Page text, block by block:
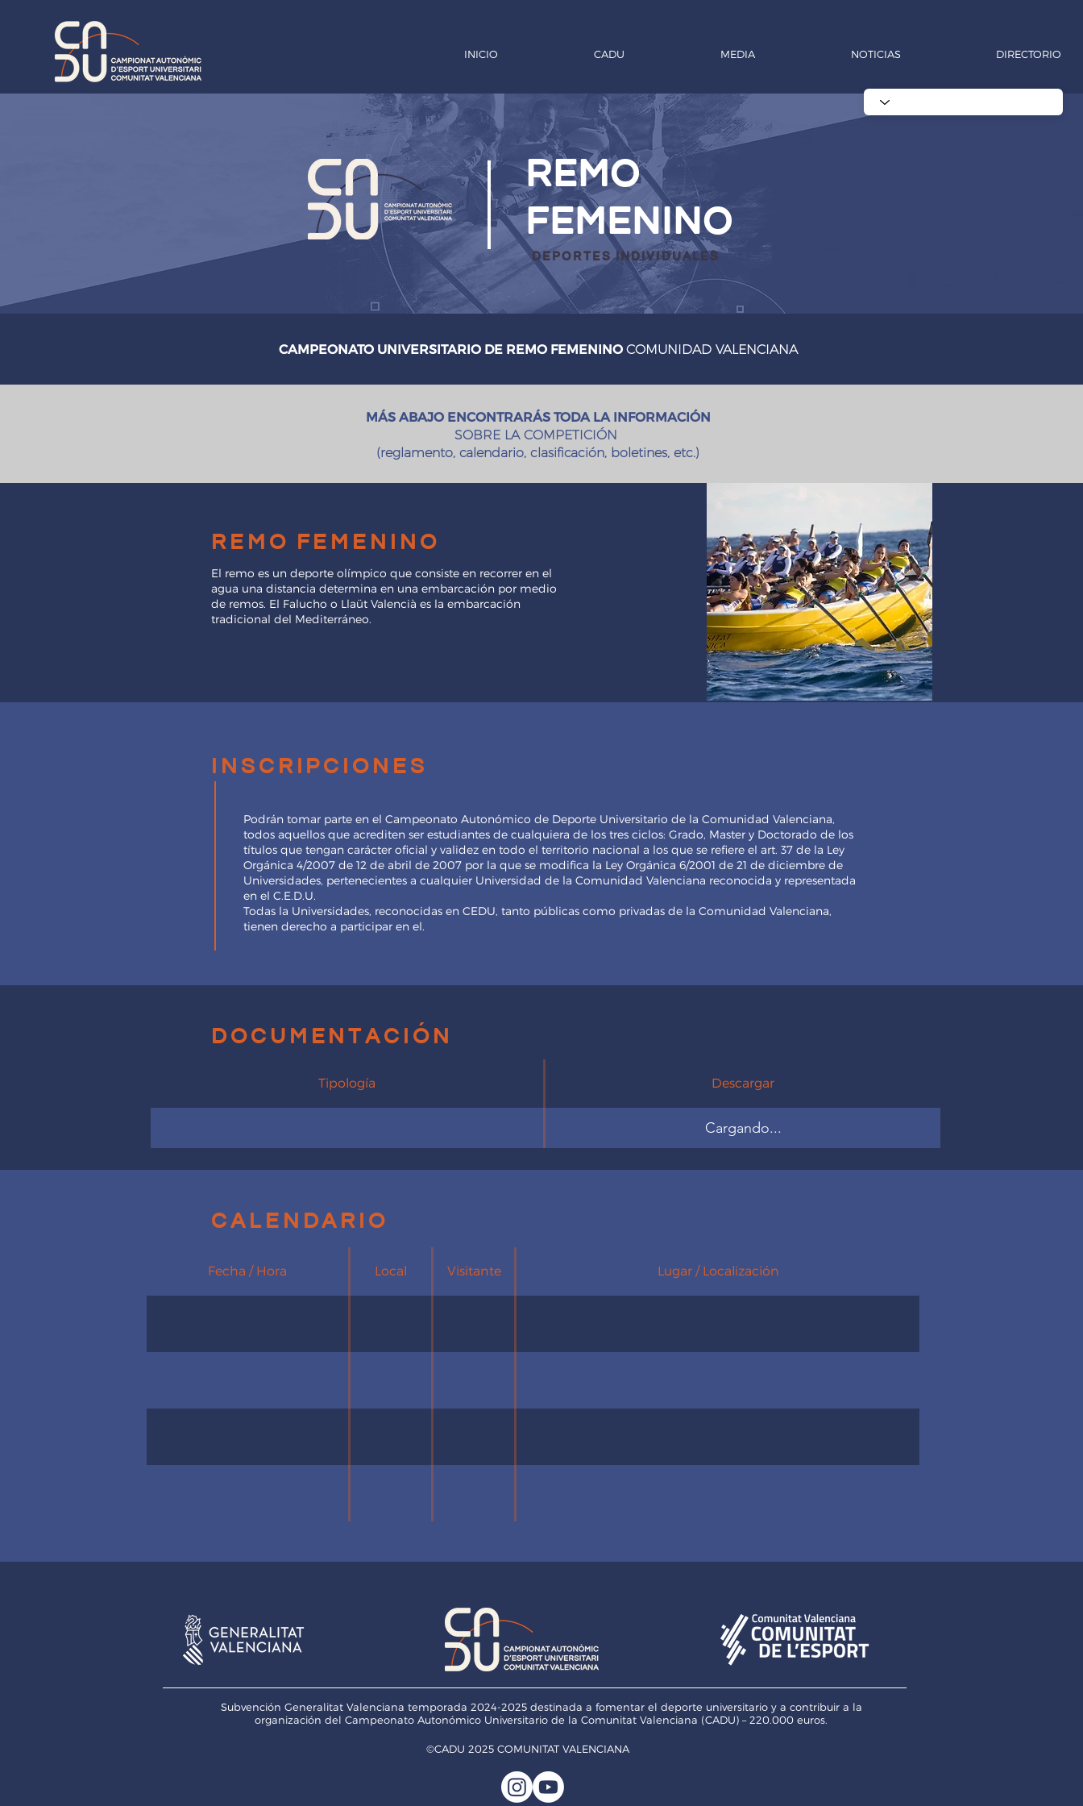
INICIO CADU MEDIA NOTICIAS DIRECTORIO
remo
femenino
deportes individuales
CAMPEONATO UNIVERSITARIO DE REMO FEMENINO COMUNIDAD VALENCIANA
MÁS ABAJO ENCONTRARÁS TODA LA INFORMACIÓN
SOBRE LA COMPETICIÓN
(reglamento, calendario, clasificación, boletines, etc.)
remo femenino
El remo es un deporte olímpico que consiste en recorrer en el
agua una distancia determina en una embarcación por medio
de remos. El Falucho o Llaüt Valencià es la embarcación
tradicional del Mediterráneo.
inscripciones
Podrán tomar parte en el Campeonato Autonómico de Deporte Universitario de la Comunidad Valenciana,
todos aquellos que acrediten ser estudiantes de cualquiera de los tres ciclos: Grado, Master y Doctorado de los
títulos que tengan carácter oficial y validez en todo el territorio nacional a los que se refiere el art. 37 de la Ley
Orgánica 4/2007 de 12 de abril de 2007 por la que se modifica la Ley Orgánica 6/2001 de 21 de diciembre de
Universidades, pertenecientes a cualquier Universidad de la Comunidad Valenciana reconocida y representada
en el C.E.D.U.
Todas la Universidades, reconocidas en CEDU, tanto públicas como privadas de la Comunidad Valenciana,
tienen derecho a participar en el.
documentación
Tipología Descargar
Cargando...
calendario
Fecha / Hora Local Visitante Lugar / Localización
Subvención Generalitat Valenciana temporada 2024-2025 destinada a fomentar el deporte universitario y a contribuir a la
organización del Campeonato Autonómico Universitario de la Comunitat Valenciana (CADU) – 220.000 euros.
©CADU 2025COMUNITAT VALENCIANA